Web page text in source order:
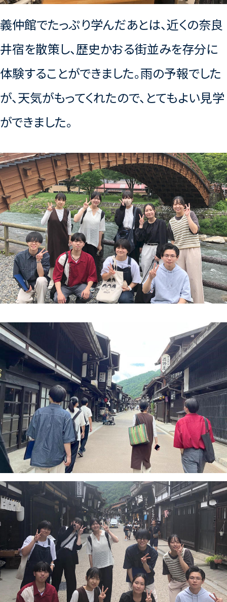
義仲館でたっぷり学んだあとは、近くの奈良
井宿を散策し、歴史かおる街並みを存分に
体験することができました。雨の予報でした
が、天気がもってくれたので、とてもよい見学
ができました。